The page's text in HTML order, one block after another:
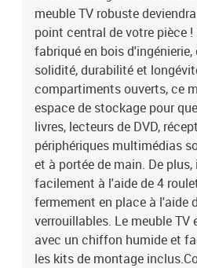
pratique et tendance : ce meuble TV
rangements fonctionnels pour
bois contreplaqué durable : fabriqué
une robustesse, une durabilité et des
Grand espace de rangement :
pour ranger magazines, livres,
appareils multimédias. 4). Mobile et
à roulement lisse pour un
verrouillables pour un maintien sûr.
faciles : facile à nettoyer avec un
assembler grâce aux kits de
Matériau : bois contreplaqué Dimensions : 90 x 35 x 35 cm (l x P x
déplacer 2 roulettes sont verrouillables EAN : 8719883673424
SKU : 800181 Marque : vidaXL
meuble TV robuste
point central de votre pièce !
fabriqué en bois
solidité, durabilité et
compartiments ouverts, ce
espace de stockage pour
livres, lecteurs de DVD,
périphériques multimédias
et à portée de main. De
facilement à l'aide de 4
fermement en place à l'aide
verrouillables. Le meuble
avec un chiffon humide et
les kits de montage